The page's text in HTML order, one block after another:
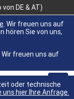
DE & AT)
. Wir freuen uns auf
hören Sie von uns,
. Wir freuen uns auf
oder technische
uns hier Ihre Anfrage.